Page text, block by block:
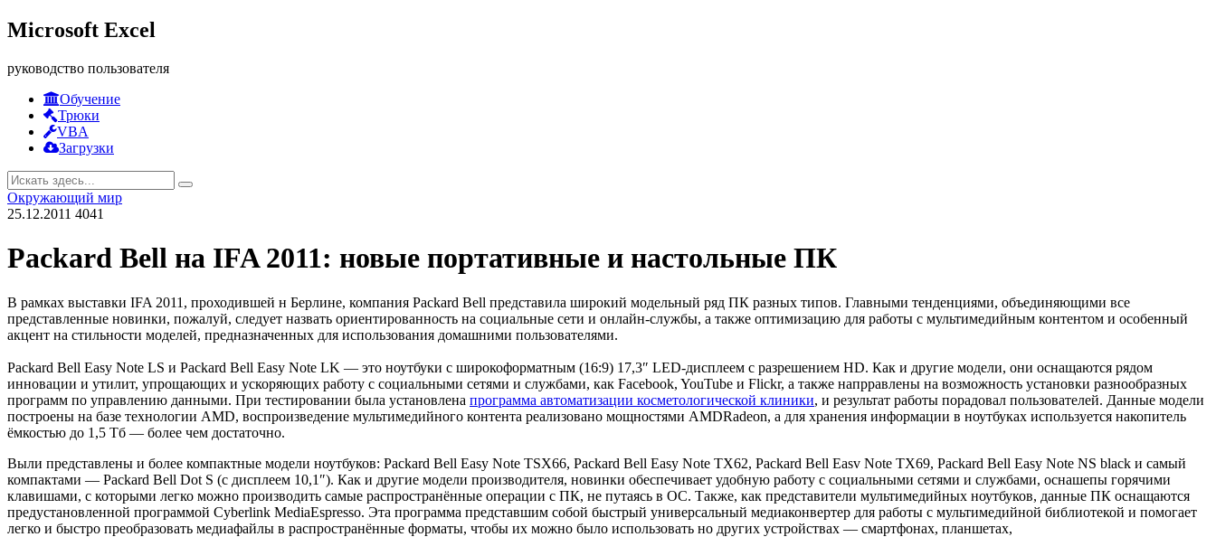
Microsoft Excel
руководство пользователя
Обучение
Трюки
VBA
Загрузки
Окружающий мир
25.12.2011 4041
Packard Bell на IFA 2011: новые портативные и настольные ПК
В рамках выставки IFA 2011, проходившей н Берлине, компания Packard Bell представила широкий модельный ряд ПК разных типов. Главными тенденциями, объединяющими все
представленные новинки, пожалуй, следует назвать ориентированность на социальные сети и онлайн-службы, а также оптимизацию для работы с мультимедийным контентом и особенный
акцент на стильности моделей, предназначенных для использования домашними пользователями.
Packard Bell Easy Note LS и Packard Bell Easy Note LK — это ноутбуки с широкоформатным (16:9) 17,3″ LED-дисплеем с разрешением HD. Как и другие модели, они оснащаются рядом
инновации и утилит, упрощающих и ускоряющих работу с социальными сетями и службами, как Facebook, YouTube и Flickr, а также напрравлены на возможность установки разнообразных
программ по управлению данными. При тестировании была установлена программа автоматизации косметологической клиники, и результат работы порадовал пользователей. Данные модели
построены на базе технологии AMD, воспроизведение мультимедийного контента реализовано мощностями AMDRadeon, а для хранения информации в ноутбуках используется накопитель
ёмкостью до 1,5 Тб — более чем достаточно.
Выли представлены и более компактные модели ноутбуков: Packard Bell Easy Note TSX66, Packard Bell Easy Note TX62, Packard Bell Easv Note TX69, Packard Bell Easy Note NS black и самый
компактами — Packard Bell Dot S (с дисплеем 10,1″). Как и другие модели производителя, новинки обеспечивает удобную работу с социальными сетями и службами, оснашепы горячими
клавишами, с которыми легко можно производить самые распространённые операции с ПК, не путаясь в ОС. Также, как представители мультимедийных ноутбуков, данные ПК оснащаются
предустановленной программой Cyberlink MediaEspresso. Эта программа представшим собой быстрый универсальный медиаконвертер для работы с мультимедийной библиотекой и помогает
легко и быстро преобразовать медиафайлы в распространённые форматы, чтобы их можно было использовать но других устройствах — смартфонах, планшетах,